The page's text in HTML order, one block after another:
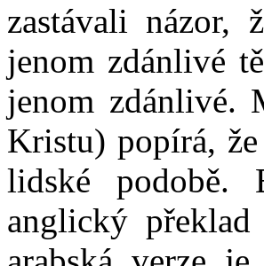
zastávali názor,
jenom zdánlivé
jenom zdánlivé.
Kristu) popírá,
lidské podobě.
anglický